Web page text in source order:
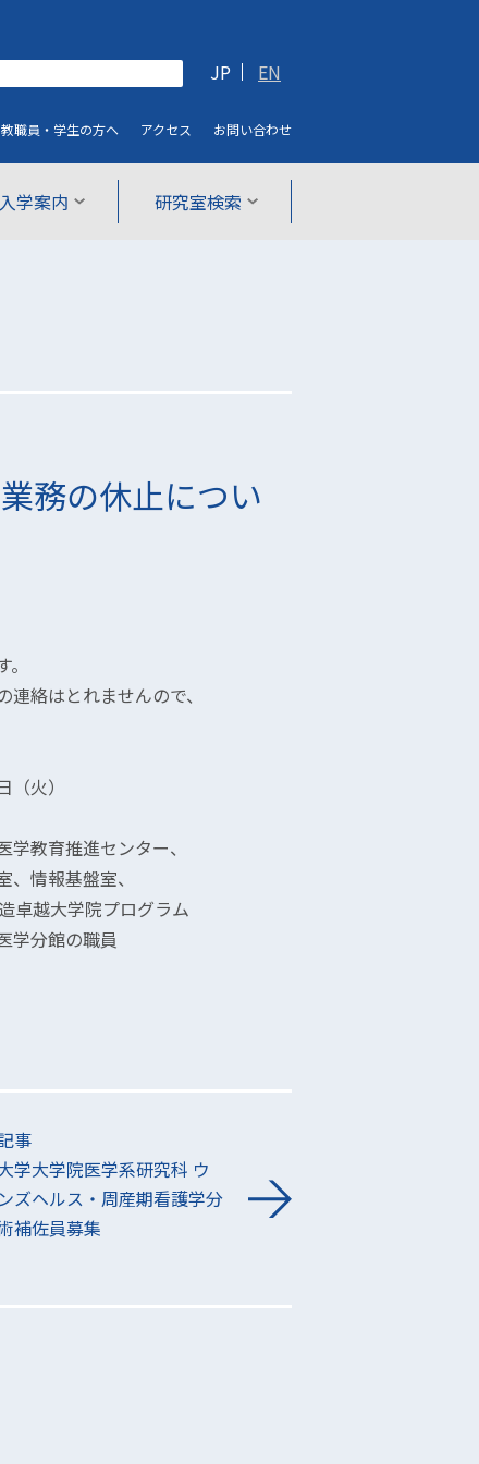
入学案内 研究室検索
JP EN
教職員・学生の方へ アクセス お問い合わせ
務の休止につい
絡はとれませんので、
火）
教育推進センター、
報基盤室、
大学院プログラム
分館の職員
事
学大学院医学系研究科 ウ
ズヘルス・周産期看護学分
補佐員募集